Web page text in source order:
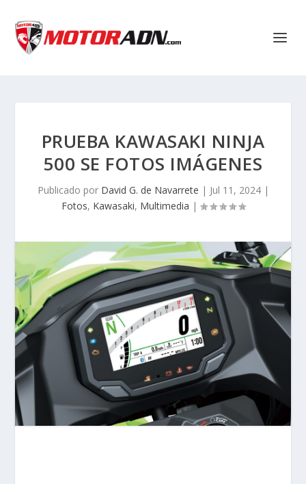
PRUEBA KAWASAKI NINJA
500 SE FOTOS IMÁGENES
Publicado por David G. de Navarrete | Jul 11, 2024|
Fotos, Kawasaki, Multimedia |